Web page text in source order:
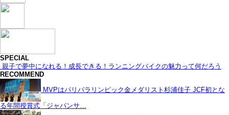
SPECIAL
親子で夢中になれる！成長できる！ランニングバイクの魅力って何だろう
RECOMMEND
MVPはパリパラリンピック金メダリスト杉浦佳子 JCF初とな
る年間授賞式「ジャパンサ…